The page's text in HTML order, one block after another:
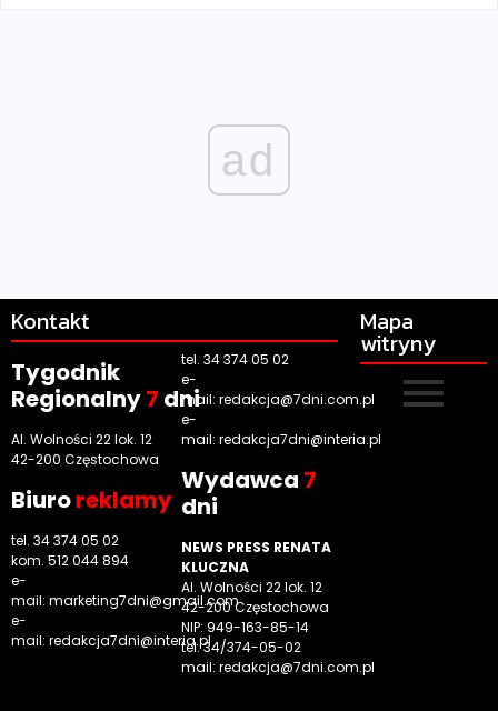
ad
Kontakt
Tygodnik
Regionalny7 dni
Al. Wolności 22 lok. 12
42-200 Częstochowa
Biuroreklamy
tel. 34 374 05 02
kom. 512 044 894
e-
mail: marketing7dni@gmail.com
e-
mail: redakcja7dni@interia.pl
tel. 34 374 05 02
e-
mail: redakcja@7dni.com.pl
e-
mail: redakcja7dni@interia.pl
Wydawca 7
dni
NEWS PRESS RENATA
KLUCZNA
Al. Wolności 22 lok. 12
42-200 Częstochowa
NIP: 949-163-85-14
tel. 34/374-05-02
mail: redakcja@7dni.com.pl
Mapa
witryny